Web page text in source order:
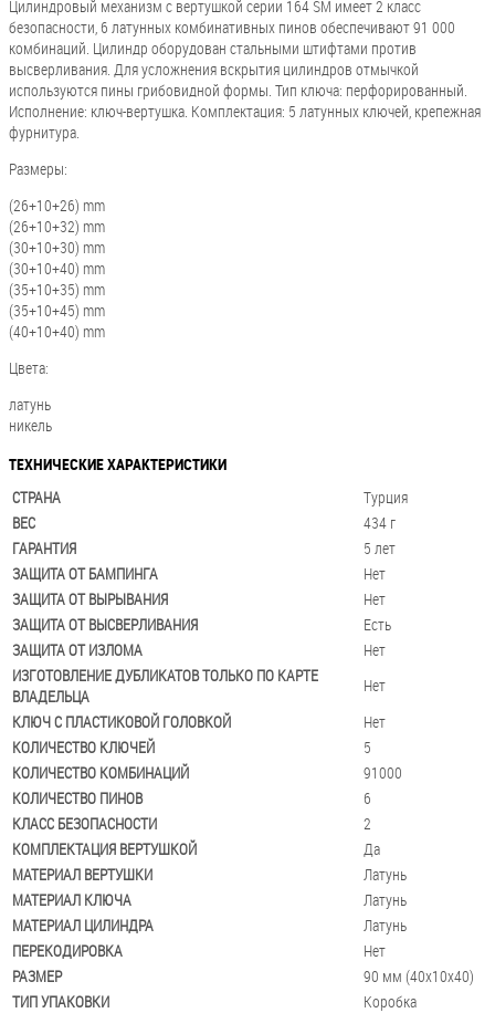
Цилиндровый механизм с вертушкой серии 164 SM имеет 2 класс
безопасности, 6 латунных комбинативных пинов обеспечивают 91 000
комбинаций. Цилиндр оборудован стальными штифтами против
высверливания. Для усложнения вскрытия цилиндров отмычкой
используются пины грибовидной формы. Тип ключа: перфорированный.
Исполнение: ключ-вертушка. Комплектация: 5 латунных ключей, крепежная
фурнитура.
Размеры:
(26+10+26) mm
(26+10+32) mm
(30+10+30) mm
(30+10+40) mm
(35+10+35) mm
(35+10+45) mm
(40+10+40) mm
Цвета:
латунь
никель
ТЕХНИЧЕСКИЕ ХАРАКТЕРИСТИКИ
СТРАНА
Турция
ВЕС
434 г
ГАРАНТИЯ
5 лет
ЗАЩИТА ОТ БАМПИНГА
Нет
ЗАЩИТА ОТ ВЫРЫВАНИЯ
Нет
ЗАЩИТА ОТ ВЫСВЕРЛИВАНИЯ
Есть
ЗАЩИТА ОТ ИЗЛОМА
Нет
ИЗГОТОВЛЕНИЕ ДУБЛИКАТОВ ТОЛЬКО ПО КАРТЕ
ВЛАДЕЛЬЦА
Нет
КЛЮЧ С ПЛАСТИКОВОЙ ГОЛОВКОЙ
Нет
КОЛИЧЕСТВО КЛЮЧЕЙ
5
КОЛИЧЕСТВО КОМБИНАЦИЙ
91000
КОЛИЧЕСТВО ПИНОВ
6
КЛАСС БЕЗОПАСНОСТИ
2
КОМПЛЕКТАЦИЯ ВЕРТУШКОЙ
Да
МАТЕРИАЛ ВЕРТУШКИ
Латунь
МАТЕРИАЛ КЛЮЧА
Латунь
МАТЕРИАЛ ЦИЛИНДРА
Латунь
ПЕРЕКОДИРОВКА
Нет
РАЗМЕР
90 мм (40x10x40)
ТИП УПАКОВКИ
Коробка